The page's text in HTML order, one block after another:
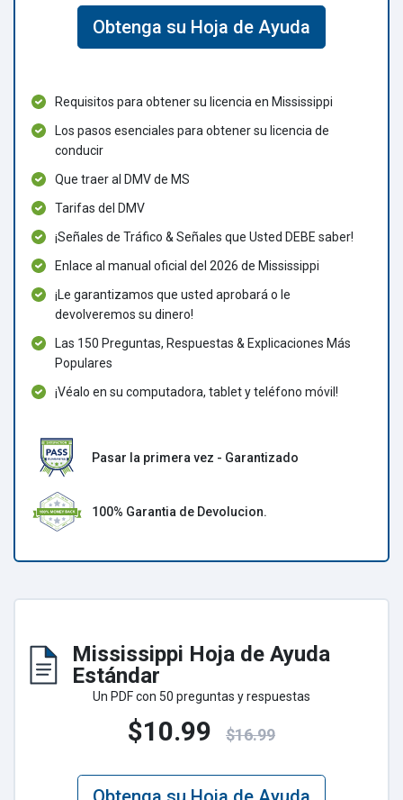
Mississippi Hoja de Ayuda
Estándar
Un PDF con 50 preguntas y respuestas
$10.99 $16.99
Obtenga su Hoja de Ayuda
Requisitos para obtener su licencia en Mississippi
Los pasos esenciales para obtener su licencia de
conducir
Que traer al DMV de MS
Tarifas del DMV
¡Señales de Tráfico & Señales que Usted DEBE saber!
Enlace al manual oficial del 2026 de Mississippi
¡Le garantizamos que usted aprobará o le
devolveremos su dinero!
Las 150 Preguntas, Respuestas & Explicaciones Más
Populares
¡Véalo en su computadora, tablet y teléfono móvil!
Pasar la primera vez - Garantizado
100% Garantia de Devolucion.